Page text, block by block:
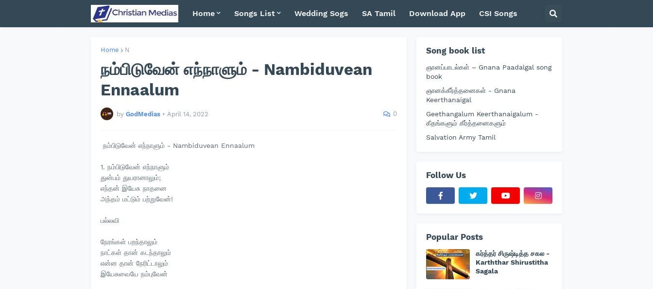
Home Songs List Wedding Sogs SA Tamil Download App CSI Songs
Home N
நம்பிடுவேன் எந்நாளும் - Nambiduvean
Ennaalum
by GodMedias • April 14, 2022 0
நம்பிடுவேன் எந்நாளும் - Nambiduvean Ennaalum
1. நம்பிடுவேன் எந்நாளும்
துன்பம் துயரானாலும்;
எந்தன் இயேசு நாதனை
அந்தம் மட்டும் பற்றுவேன்!
பல்லவி
நேரங்கள் பறந்தாலும்
நாட்கள் தான் கடந்தாலும்
என்ன தான் நேரிட்டாலும்
இயேசுவையே நம்புவேன்
Song book list
ஞானப்பாடல்கள் – Gnana Paadalgal song
book
ஞானக்கீர்த்தனைகள் - Gnana
Keerthanaigal
Geethangalum Keerthanaigalum -
கீதங்களும் கீர்த்தனைகளும்
Salvation Army Tamil
Follow Us
Popular Posts
கர்த்தர் சிருஷ்டித்த சகல -
Karththar Shirustitha
Sagala